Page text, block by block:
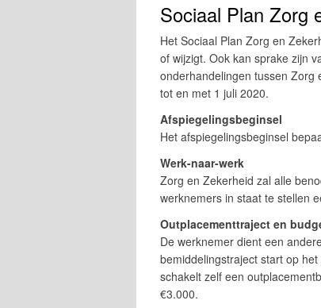
Sociaal Plan Zorg
Het Sociaal Plan Zorg en
of wijzigt. Ook kan sprake zijn
onderhandelingen tussen Zorg
tot en met 1 juli 2020.
Afspiegelingsbeginsel
Het afspiegelingsbeginsel
Werk-naar-werk
Zorg en Zekerheid zal alle
werknemers in staat te stellen
Outplacementtraject en
De werknemer dient een
bemiddelingstraject start op
schakelt zelf een
€3.000.